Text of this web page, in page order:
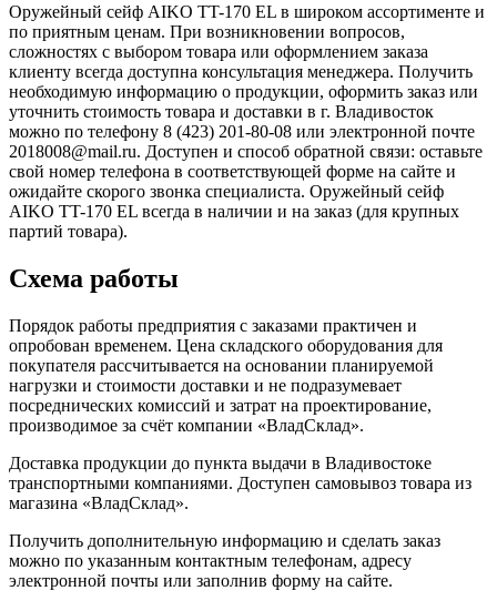
Оружейный сейф AIKO TT-170 EL в широком ассортименте и
по приятным ценам. При возникновении вопросов,
сложностях с выбором товара или оформлением заказа
клиенту всегда доступна консультация менеджера. Получить
необходимую информацию о продукции, оформить заказ или
уточнить стоимость товара и доставки в г. Владивосток
можно по телефону 8 (423) 201-80-08 или электронной почте
2018008@mail.ru. Доступен и способ обратной связи: оставьте
свой номер телефона в соответствующей форме на сайте и
ожидайте скорого звонка специалиста. Оружейный сейф
AIKO TT-170 EL всегда в наличии и на заказ (для крупных
партий товара).
Схема работы
Порядок работы предприятия с заказами практичен и
опробован временем. Цена складского оборудования для
покупателя рассчитывается на основании планируемой
нагрузки и стоимости доставки и не подразумевает
посреднических комиссий и затрат на проектирование,
производимое за счёт компании «ВладСклад».
Доставка продукции до пункта выдачи в Владивостоке
транспортными компаниями. Доступен самовывоз товара из
магазина «ВладСклад».
Получить дополнительную информацию и сделать заказ
можно по указанным контактным телефонам, адресу
электронной почты или заполнив форму на сайте.